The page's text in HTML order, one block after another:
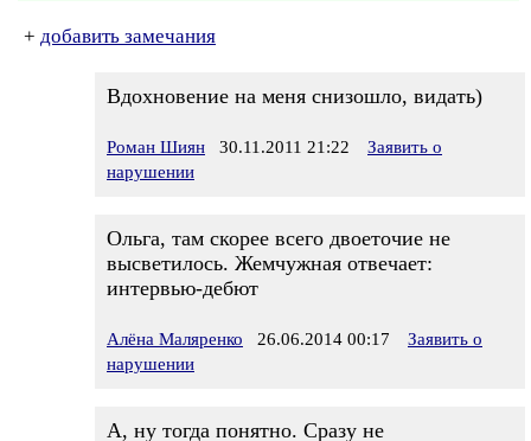
+ добавить замечания
Вдохновение на меня снизошло, видать)
Роман Шиян 30.11.2011 21:22
Заявить о
нарушении
Ольга, там скорее всего двоеточие не
высветилось. Жемчужная отвечает:
интервью-дебют
Алёна Маляренко 26.06.2014 00:17
Заявить о
нарушении
А, ну тогда понятно. Сразу не